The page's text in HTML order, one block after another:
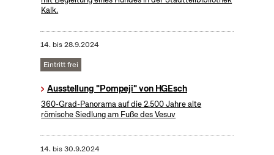
Kalk.
14. bis28.9.2024
Eintritt frei
Ausstellung "Pompeji" von HGEsch
360-Grad-Panorama auf die 2.500 Jahre alte
römische Siedlung am Fuße des Vesuv
14. bis30.9.2024